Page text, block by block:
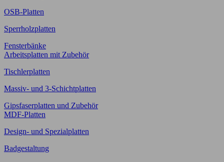
OSB-Platten
Sperrholzplatten
Fensterbänke
Arbeitsplatten mit Zubehör
Tischlerplatten
Massiv- und 3-Schichtplatten
Gipsfaserplatten und Zubehör
MDF-Platten
Design- und Spezialplatten
Badgestaltung